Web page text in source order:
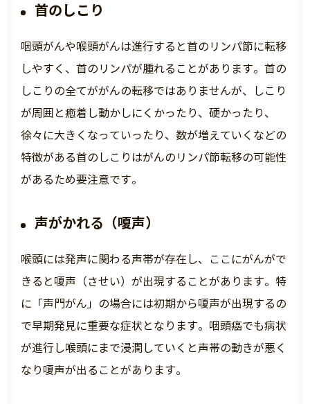
首のしこり
咽頭がんや喉頭がんは進行すると首のリンパ節に転移
しやすく、首のリンパが腫れることがあります。首の
しこりの全てががんの転移ではありませんが、しこり
が周囲と癒着し動かしにくかったり、硬かったり、
徐々に大きくなっていったり、数が増えていくなどの
特徴がある首のしこりはがんのリンパ節転移の可能性
があるため要注意です。
声がかれる（嗄声）
喉頭には発声に関わる声帯が存在し、ここにがんがで
きると嗄声（させい）が出現することがあります。特
に「声門がん」の場合には初期から嗄声が出現するの
で早期発見に重要な症状となります。咽頭癌でも病状
が進行し喉頭にまで浸潤していくと声帯の動きが悪く
なり嗄声が出ることがあります。